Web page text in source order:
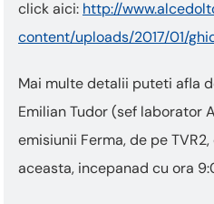
click aici: http://
content/uploads/2017/01/
Mai multe detalii puteti afla
Emilian Tudor (sef laborator
emisiunii Ferma, de pe
aceasta, incepanad cu ora